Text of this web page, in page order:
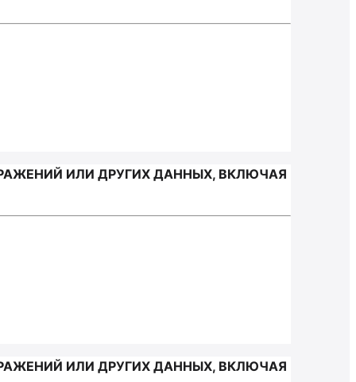
ИЛИ ДРУГИХ ДАННЫХ, ВКЛЮЧАЯ
ИЛИ ДРУГИХ ДАННЫХ, ВКЛЮЧАЯ